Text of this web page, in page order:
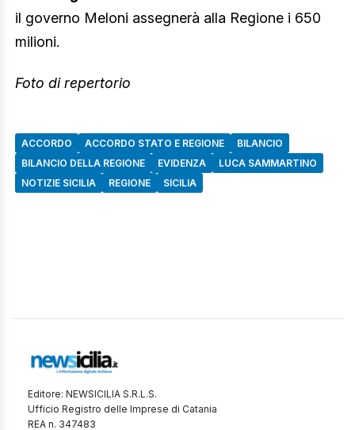
il governo Meloni assegnerà alla Regione i 650
milioni.
Foto di repertorio
ACCORDO ACCORDO STATO E REGIONE
BILANCIO
BILANCIO DELLA REGIONE
EVIDENZA
LUCA SAMMARTINO
NOTIZIE SICILIA
REGIONE SICILIA
Editore: NEWSICILIA S.R.L.S.
Ufficio Registro delle Imprese di Catania
REA n. 347483